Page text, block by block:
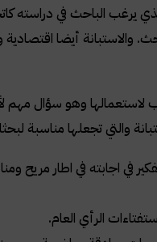
الباحث في دراسته
والاستبانة أيضا
لاستعمالها وهو سؤال
والتي تجعلها مناسبة
في اجابته في اطار مريح
الرأي العام.